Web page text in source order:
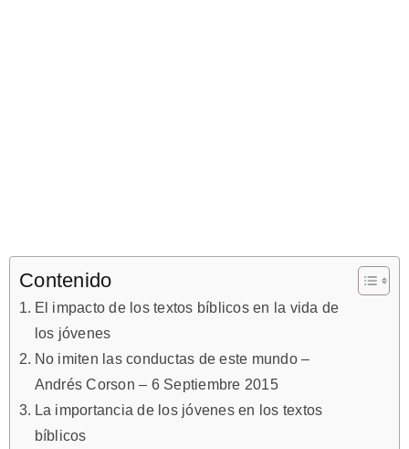
Contenido
El impacto de los textos bíblicos en la vida de
los jóvenes
No imiten las conductas de este mundo –
Andrés Corson – 6 Septiembre 2015
La importancia de los jóvenes en los textos
bíblicos